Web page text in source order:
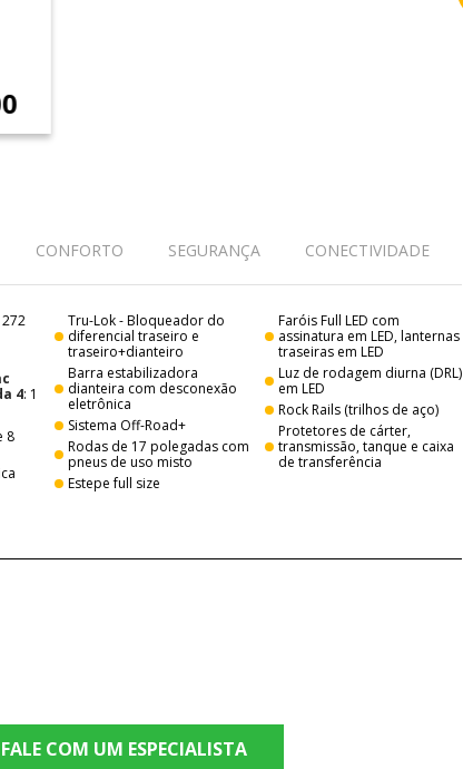
CONFORTO SEGURANÇA CONECTIVIDADE
4: 1
8
Tru-Lok - Bloqueador do
diferencial traseiro e
traseiro+dianteiro
Barra estabilizadora
dianteira com desconexão
eletrônica
Sistema Off-Road+
Rodas de 17 polegadas com
pneus de uso misto
Estepe full size
Faróis Full LED com
assinatura em LED, lanternas
traseiras em LED
Luz de rodagem diurna (DRL)
em LED
Rock Rails (trilhos de aço)
Protetores de cárter,
transmissão, tanque e caixa
de transferência
FALE COM UM ESPECIALISTA